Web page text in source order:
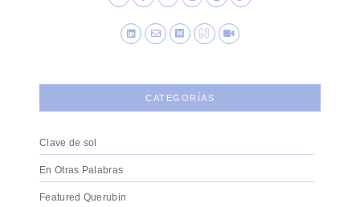
CATEGORÍAS
Clave de sol
En Otras Palabras
Featured Querubin